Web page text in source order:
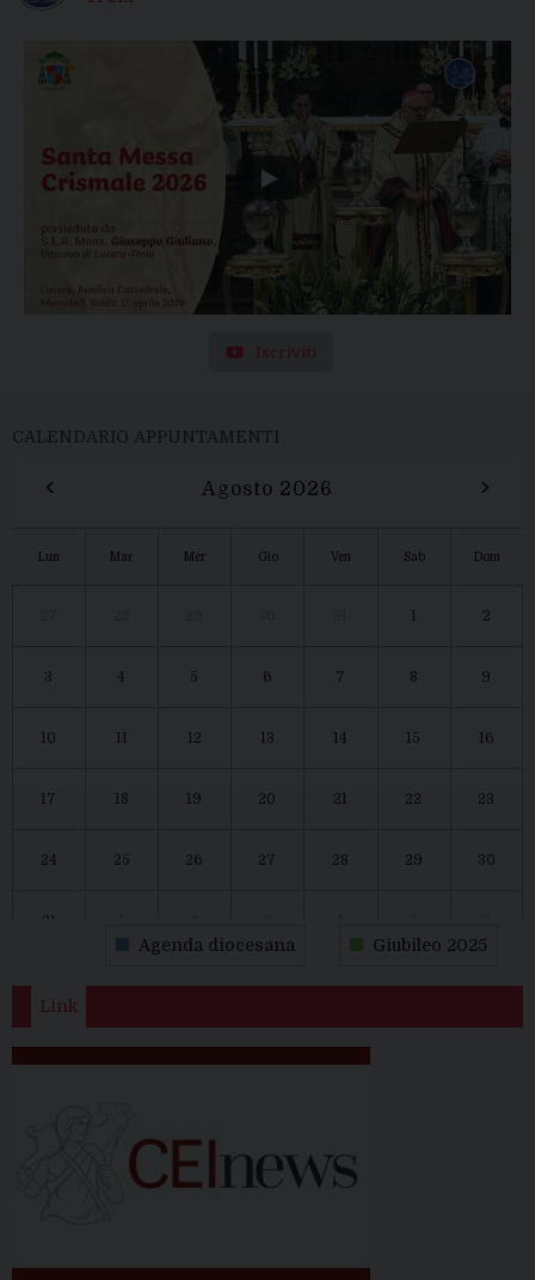
Iscriviti
CALENDARIO APPUNTAMENTI
‹ Agosto 2026 ›
Lun Mar Mer Gio Ven Sab Dom
1 2
3 4 5 6 7 8 9
10 11 12 13 14 15 16
17 18 19 20 21 22 23
24 25 26 27 28 29 30
31
Agenda diocesana Giubileo 2025
Link